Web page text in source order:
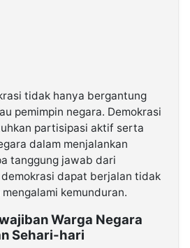
tidak hanya bergantung
pemimpin negara. Demokrasi
partisipasi aktif serta
dalam menjalankan
tanggung jawab dari
dapat berjalan tidak
kemunduran.
Warga Negara
Sehari-hari